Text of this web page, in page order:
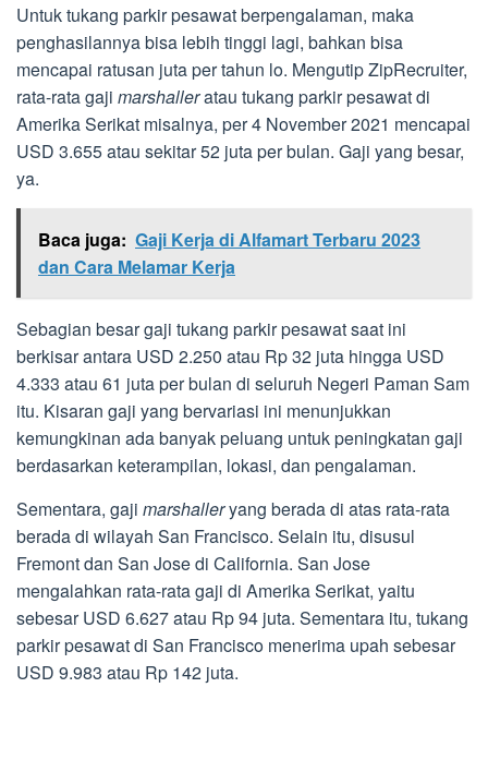
Untuk tukang parkir pesawat berpengalaman, maka
penghasilannya bisa lebih tinggi lagi, bahkan bisa
mencapai ratusan juta per tahun lo. Mengutip ZipRecruiter,
rata-rata gaji marshalleratau tukang parkir pesawat di
Amerika Serikat misalnya, per 4 November 2021 mencapai
USD 3.655 atau sekitar 52 juta per bulan. Gaji yang besar,
ya.
Baca juga: Gaji Kerja di Alfamart Terbaru 2023
dan Cara Melamar Kerja
Sebagian besar gaji tukang parkir pesawat saat ini
berkisar antara USD 2.250 atau Rp 32 juta hingga USD
4.333 atau 61 juta per bulan di seluruh Negeri Paman Sam
itu. Kisaran gaji yang bervariasi ini menunjukkan
kemungkinan ada banyak peluang untuk peningkatan gaji
berdasarkan keterampilan, lokasi, dan pengalaman.
Sementara, gaji marshalleryang berada di atas rata-rata
berada di wilayah San Francisco. Selain itu, disusul
Fremont dan San Jose di California. San Jose
mengalahkan rata-rata gaji di Amerika Serikat, yaitu
sebesar USD 6.627 atau Rp 94 juta. Sementara itu, tukang
parkir pesawat di San Francisco menerima upah sebesar
USD 9.983 atau Rp 142 juta.